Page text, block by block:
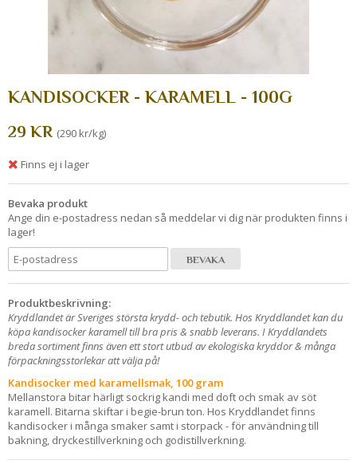
KANDISOCKER - KARAMELL - 100G
29 KR (290 kr/kg)
Finns ej i lager
Bevaka produkt
Ange din e-postadress nedan så meddelar vi dig när produkten finns i
lager!
BEVAKA
Produktbeskrivning:
Kryddlandet är Sveriges största krydd- och tebutik. Hos Kryddlandet kan du
köpa kandisocker karamell till bra pris & snabb leverans. I Kryddlandets
breda sortiment finns även ett stort utbud av ekologiska kryddor & många
förpackningsstorlekar att välja på!
Kandisocker med karamellsmak, 100 gram
Mellanstora bitar härligt sockrig kandi med doft och smak av söt
karamell. Bitarna skiftar i begie-brun ton. Hos Kryddlandet finns
kandisocker i många smaker samt i storpack - för användning till
bakning, dryckestillverkning och godistillverkning.